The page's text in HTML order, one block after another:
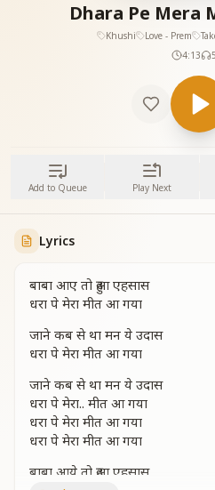
Dhara Pe Mera
Khushi Love - Prem
4:13
Add to Queue Play Next
Lyrics
बाबा आए तो हुआ एहसास
धरा पे मेरा मीत आ गया
जाने कब से था मन ये उदास
धरा पे मेरा मीत आ गया
जाने कब से था मन ये उदास
धरा पे मेरा.. मीत आ गया
धरा पे मेरा मीत आ गया
धरा पे मेरा मीत आ गया
बाबा आये तो हुआ एहसास